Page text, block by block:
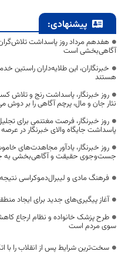
پیشنهادی:
هفدهم مرداد روز پاسداشت
آگاهی‌بخشی است
خبرنگاران، این طلایه‌داران راستین
هستند
روز خبرنگار، پاسداشت رنج و تلاش
نثار جان و مال، پرچم آگاهی را بر دوش
روز خبرنگار، فرصت مغتنمی برای
پاسداشت جایگاه والای خبرنگار در
روز خبرنگار، یادآور مجاهدت‌های
جست‌وجوی حقیقت و آگاهی‌بخشی به
فرهنگ مادی و لیبرال‌دموکراسی
آغاز پیگیری‌های جدید برای ایجاد
طرح پزشک خانواده و نظام ارجاع
سوی مردم است
سخت‌ترین شرایط پس از انقلاب را